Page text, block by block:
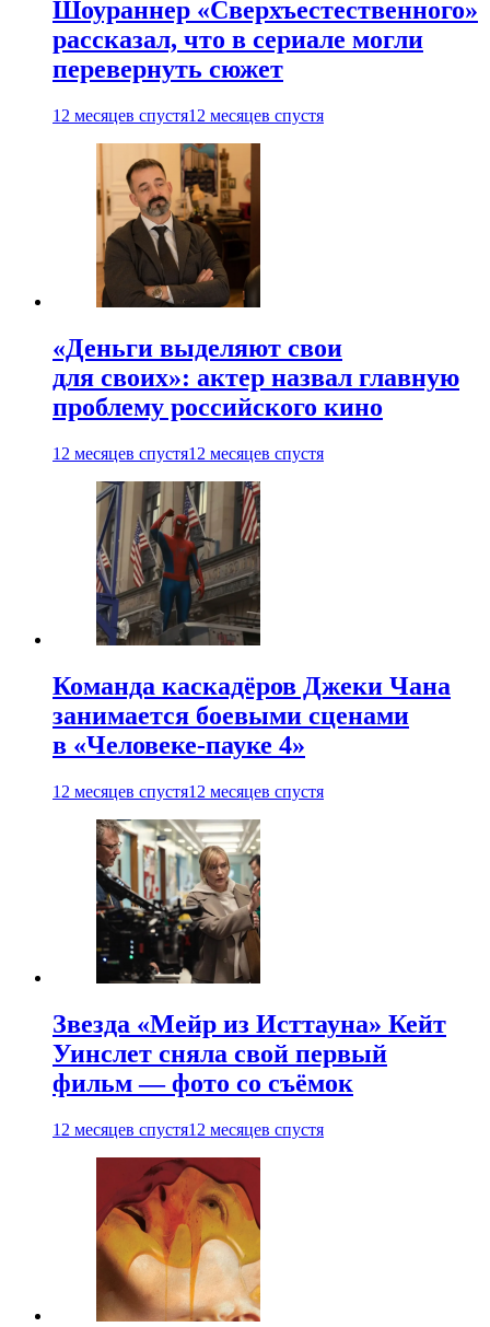
Шоураннер «Сверхъестественного»
рассказал, что в сериале могли
перевернуть сюжет
12 месяцев спустя12 месяцев спустя
«Деньги выделяют свои
для своих»: актер назвал главную
проблему российского кино
12 месяцев спустя12 месяцев спустя
Команда каскадёров Джеки Чана
занимается боевыми сценами
в «Человеке-пауке 4»
12 месяцев спустя12 месяцев спустя
Звезда «Мейр из Исттауна» Кейт
Уинслет сняла свой первый
фильм — фото со съёмок
12 месяцев спустя12 месяцев спустя